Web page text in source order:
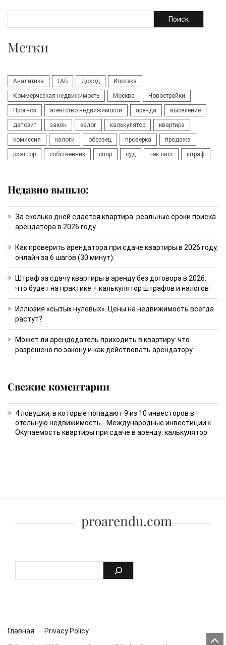
Поиск
Метки
Аналитика ГАБ Доход Ипотека
Коммерческая недвижимость Москва Новостройки
Прогноз агентство недвижимости аренда выселение
депозит закон залог калькулятор квартира
комиссия налоги образец проверка продажа
риэлтор собственник спор суд чек лист штраф
Недавно вышло:
За сколько дней сдаётся квартира: реальные сроки поиска
арендатора в 2026 году
Как проверить арендатора при сдаче квартиры в 2026 году,
онлайн за 6 шагов (30 минут).
Штраф за сдачу квартиры в аренду без договора в 2026:
что будет на практике + калькулятор штрафов и налогов
Иллюзия «сытых нулевых». Цены на недвижимость всегда
растут?
Может ли арендодатель приходить в квартиру: что
разрешено по закону и как действовать арендатору
Свежие коментарии
4 ловушки, в которые попадают 9 из 10 инвесторов в
отельную недвижимость - Международные инвестиции к
Окупаемость квартиры при сдаче в аренду: калькулятор
proarendu.com
Skip to content
Главная Privacy Policy